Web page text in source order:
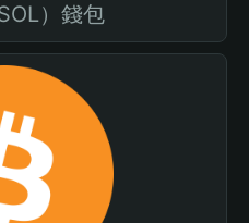
）錢包